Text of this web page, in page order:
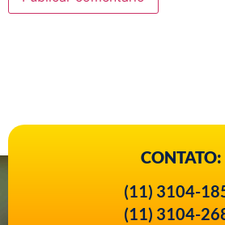
CONTATO:
(11) 3104-
(11) 3104-